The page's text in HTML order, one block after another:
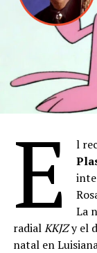
El artista explicó
representar “el
y rendir
“necesita todo
que la
colectiva
celebró el
jornada.
E
l
La
radialKKJZy el
natal en